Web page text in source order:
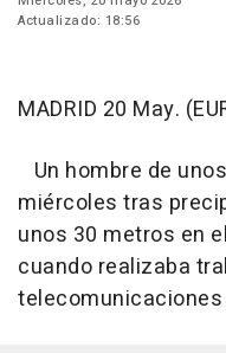
Actualizado: 18:56
MADRID 20 May.
Un hombre de
miércoles tras
unos 30 metros en
cuando realizaba